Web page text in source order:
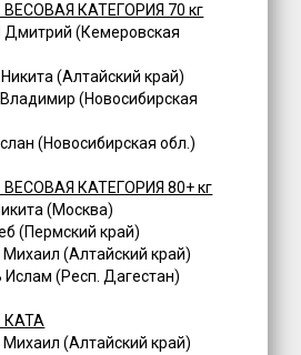
КАТЕГОРИЯ 70 кг
(Кемеровская
Никита (Алтайский край)
(Новосибирская
(Новосибирская обл.)
КАТЕГОРИЯ 80+ кг
Никита (Москва)
(Пермский край)
Михаил (Алтайский край)
(Респ. Дагестан)
КАТА
Михаил (Алтайский край)